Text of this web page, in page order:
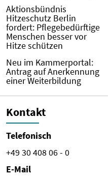
Aktionsbündnis
Hitzeschutz Berlin
fordert: Pflegebedürftige
Menschen besser vor
Hitze schützen
Neu im Kammerportal:
Antrag auf Anerkennung
einer Weiterbildung
Kontakt
Telefonisch
+49 30 408 06 - 0
E-Mail